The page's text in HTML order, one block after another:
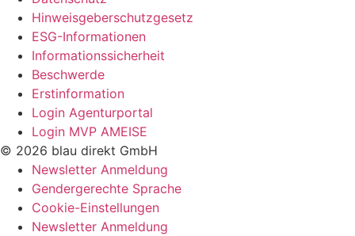
Hinweisgeberschutzgesetz
ESG-Informationen
Informationssicherheit
Beschwerde
Erstinformation
Login Agenturportal
Login MVP AMEISE
© 2026 blau direkt GmbH
Newsletter Anmeldung
Gendergerechte Sprache
Cookie-Einstellungen
Newsletter Anmeldung